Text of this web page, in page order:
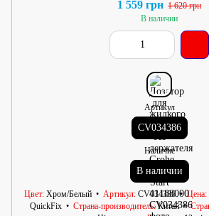
1 559 грн 1 620 грн
В наличии
Артикул
CV034386
Наличие
В наличии
Цвет Хром/Белый Артикул CV034386 Цена
QuickFix
Страна-производитель Китай